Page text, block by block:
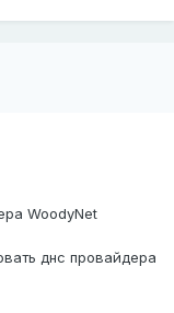
WoodyNet
днс провайдера